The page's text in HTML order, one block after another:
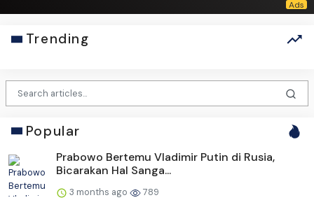
Trending
Popular
Prabowo Bertemu Vladimir Putin di Rusia,
Bicarakan Hal Sanga...
3 months ago 789